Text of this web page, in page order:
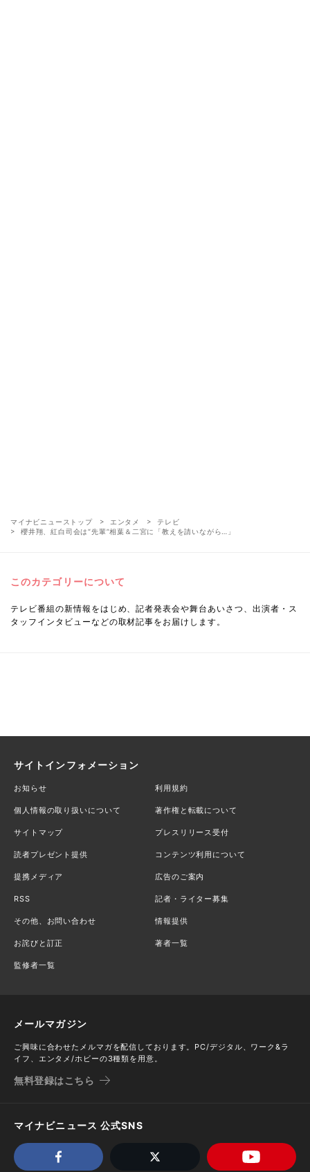
マイナビニューストップ エンタメ
テレビ
櫻井翔、紅白司会は“先輩”相葉＆二宮に「教えを請いながら…」
このカテゴリーについて
テレビ番組の新情報をはじめ、記者発表会や舞台あいさつ、出演者・ス
タッフインタビューなどの取材記事をお届けします。
サイトインフォメーション
お知らせ 利用規約
個人情報の取り扱いについて 著作権と転載について
サイトマップ プレスリリース受付
読者プレゼント提供 コンテンツ利用について
提携メディア 広告のご案内
RSS 記者・ライター募集
その他、お問い合わせ 情報提供
お詫びと訂正 著者一覧
監修者一覧
メールマガジン
ご興味に合わせたメルマガを配信しております。PC/デジタル、ワーク&ラ
イフ、エンタメ/ホビーの3種類を用意。
無料登録はこちら
マイナビニュース 公式SNS